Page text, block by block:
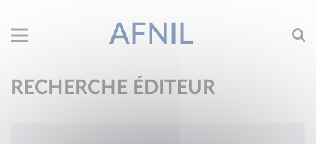
AFNIL
RECHERCHE ÉDITEUR